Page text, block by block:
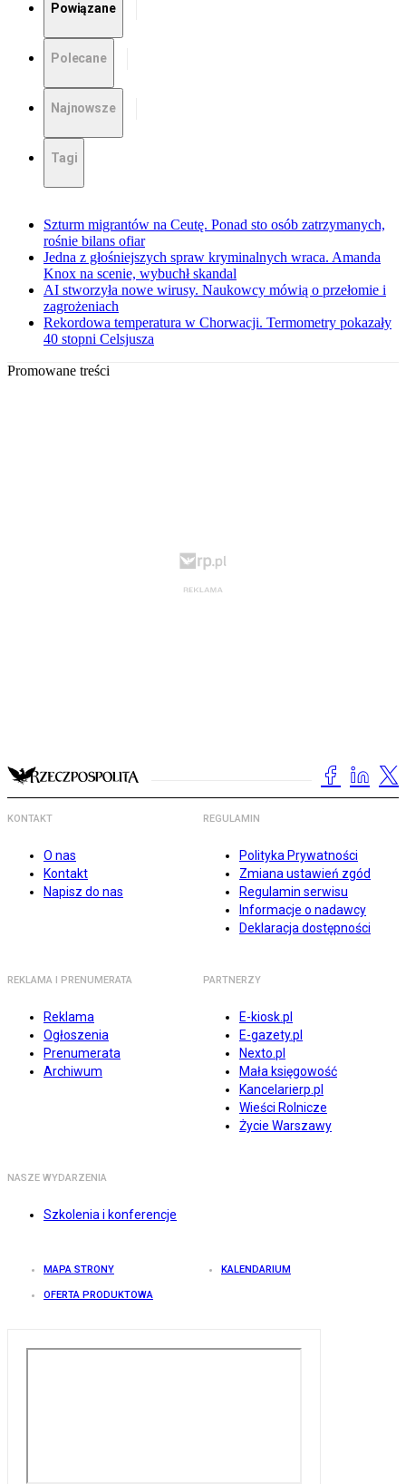
Powiązane
Polecane
Najnowsze
Tagi
Szturm migrantów na Ceutę. Ponad sto osób zatrzymanych,
rośnie bilans ofiar
Jedna z głośniejszych spraw kryminalnych wraca. Amanda
Knox na scenie, wybuchł skandal
AI stworzyła nowe wirusy. Naukowcy mówią o przełomie i
zagrożeniach
Rekordowa temperatura w Chorwacji. Termometry pokazały
40 stopni Celsjusza
Promowane treści
KONTAKT
O nas
Kontakt
Napisz do nas
REGULAMIN
Polityka Prywatności
Zmiana ustawień zgód
Regulamin serwisu
Informacje o nadawcy
Deklaracja dostępności
REKLAMA I PRENUMERATA
Reklama
Ogłoszenia
Prenumerata
Archiwum
PARTNERZY
E-kiosk.pl
E-gazety.pl
Nexto.pl
Mała księgowość
Kancelarierp.pl
Wieści Rolnicze
Życie Warszawy
NASZE WYDARZENIA
Szkolenia i konferencje
MAPA STRONY KALENDARIUM
OFERTA PRODUKTOWA